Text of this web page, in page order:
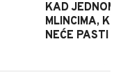
KAD
MLINCIMA,
NEĆE PASTI